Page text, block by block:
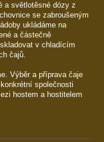
a světlotěsné dózy z
se zabroušeným
ukládáme na
a částečně
v chladícím
čajů.
Výběr a příprava čaje
společnosti
hostem a hostitelem